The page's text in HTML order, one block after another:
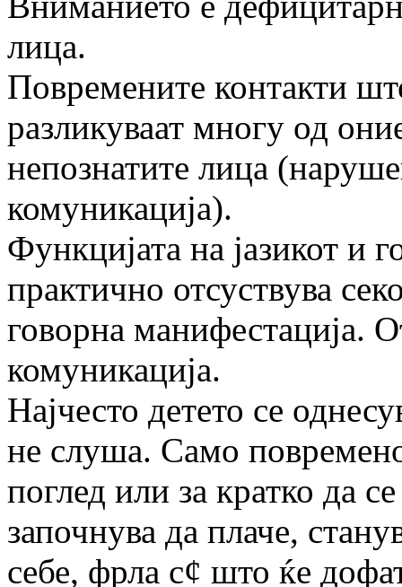
лица.
Повремените контакти
разликуваат многу од
непознатите лица
комуникација).
Функцијата на јазикот и
практично отсуствува
говорна манифестација.
комуникација.
Најчесто детето се
не слуша. Само
поглед или за кратко да
започнува да плаче,
себе, фрла с¢ што ќе